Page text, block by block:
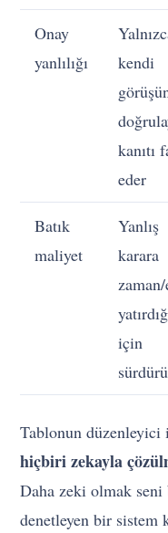
Onay
yanlılığı
kendi
kanıtı
eder
Batık
maliyet
Yanlış
karara
için
Tablonun
hiçbiri zekayla
Daha zeki olmak
denetleyen bir sistem